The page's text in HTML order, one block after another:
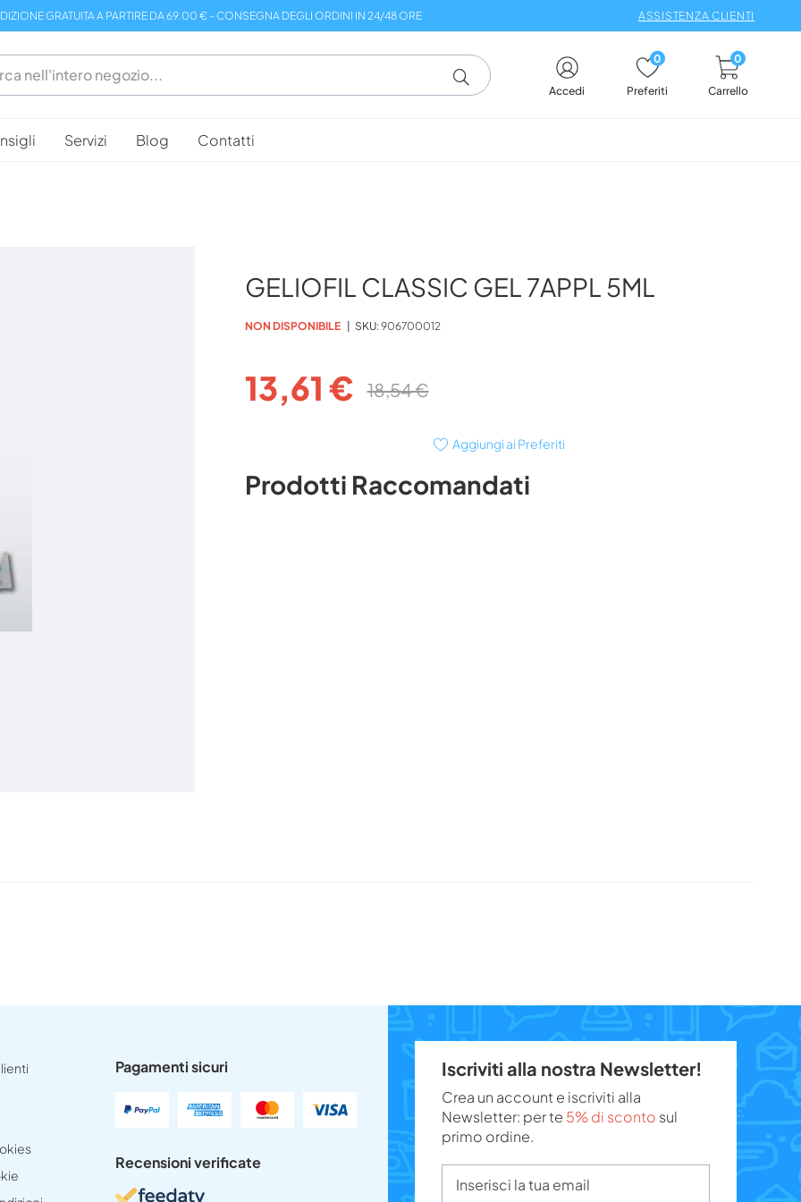
GRATUITA A PARTIRE DA 69.00 € - CONSEGNA DEGLI ORDINI IN 24/48 ORE ASSISTENZA CLIENTI
Accedi Preferiti
0
Carrello
0
Servizi Blog Contatti
GELIOFIL CLASSIC GEL 7APPL 5ML
NON DISPONIBILE SKU 906700012
13,61 € 18,54 €
Aggiungi ai Preferiti
Prodotti Raccomandati
Pagamenti sicuri
Recensioni verificate
Iscriviti alla nostra Newsletter!
Crea un account e iscriviti alla
Newsletter: per te 5% di sconto sul
primo ordine.